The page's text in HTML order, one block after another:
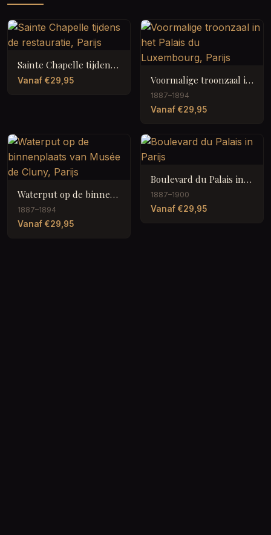
Sainte Chapelle tijdens de restauratie, Parijs
Vanaf €29,95 Voormalige troonzaal in het Palais du Luxembourg, Parijs
1887–1894
Vanaf €29,95
Waterput op de binnenplaats van Musée de Cluny, Parijs
1887–1894
Vanaf €29,95
Boulevard du Palais in Parijs
1887–1900
Vanaf €29,95